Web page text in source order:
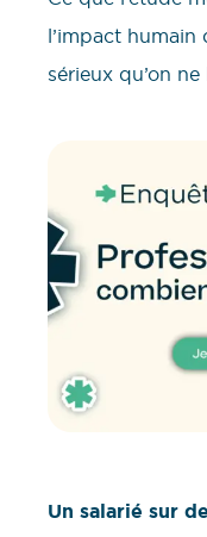
l’impact
sérieux qu’on ne
Un salarié sur